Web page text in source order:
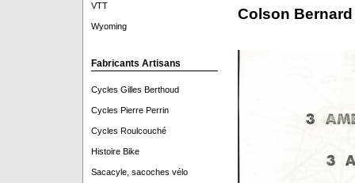
VTT
Wyoming
Fabricants Artisans
Cycles Gilles Berthoud
Cycles Pierre Perrin
Cycles Roulcouché
Histoire Bike
Sacacyle, sacoches vélo
Colson Bernard